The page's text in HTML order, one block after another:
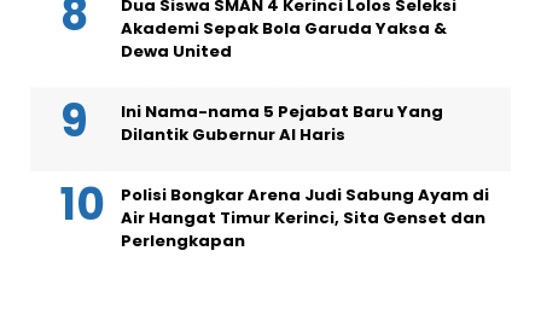
Dua Siswa SMAN 4 Kerinci Lolos Seleksi
Akademi Sepak Bola Garuda Yaksa &
Dewa United
Ini Nama-nama 5 Pejabat Baru Yang
Dilantik Gubernur Al Haris
Polisi Bongkar Arena Judi Sabung Ayam di
Air Hangat Timur Kerinci, Sita Genset dan
Perlengkapan